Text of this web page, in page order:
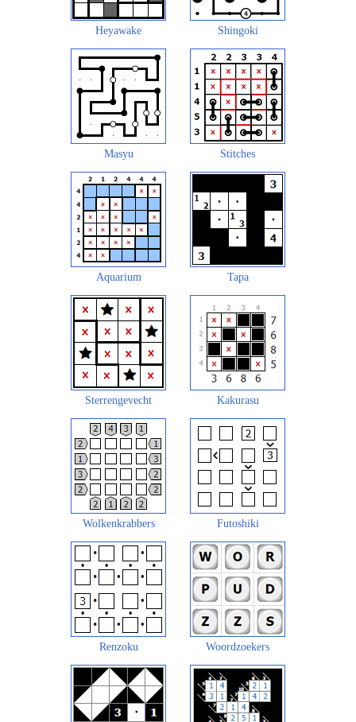
Heyawake Shingoki
Masyu Stitches
Aquarium Tapa
Sterrengevecht Kakurasu
Wolkenkrabbers Futoshiki
Renzoku Woordzoekers